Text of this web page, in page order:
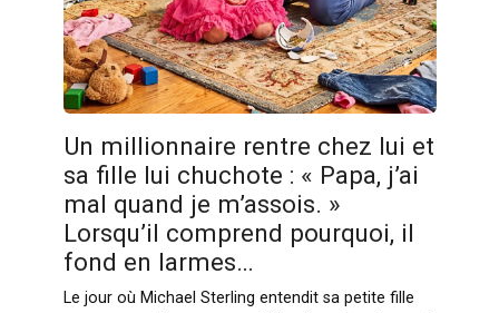
Un millionnaire rentre chez lui et
sa fille lui chuchote : « Papa, j’ai
mal quand je m’assois. »
Lorsqu’il comprend pourquoi, il
fond en larmes…
Le jour où Michael Sterling entendit sa petite fille